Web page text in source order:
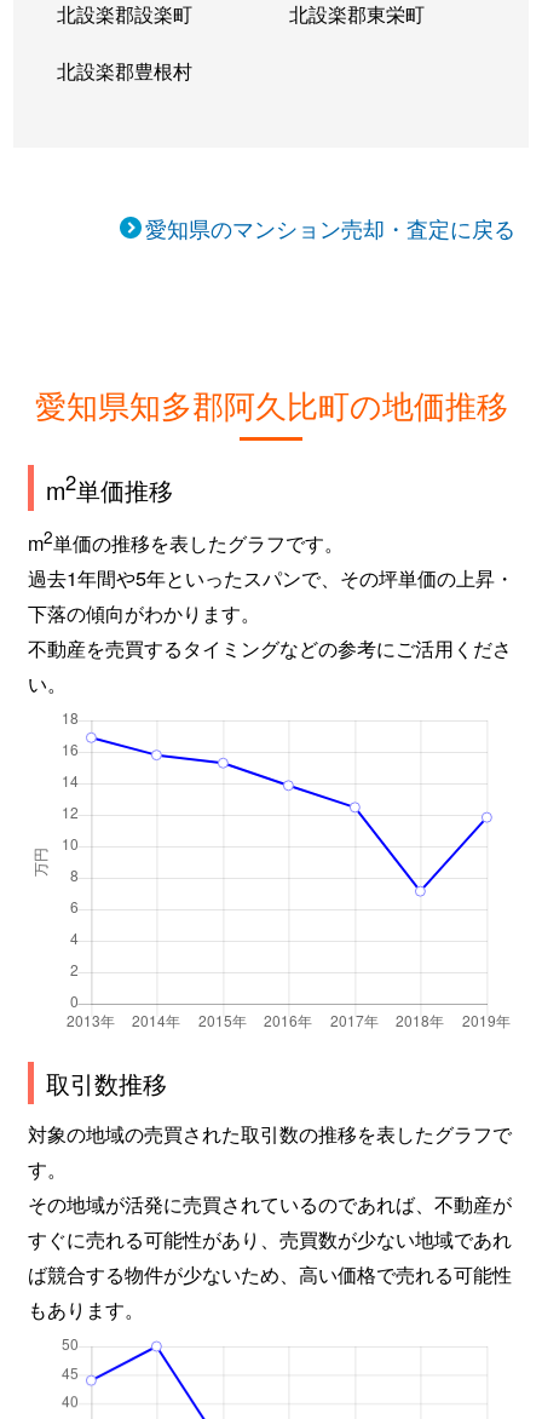
北設楽郡設楽町 北設楽郡東栄町
北設楽郡豊根村
愛知県のマンション売却・査定に戻る
愛知県知多郡阿久比町の地価推移
m2単価推移
m2単価の推移を表したグラフです。
過去1年間や5年といったスパンで、その坪単価の上昇・
下落の傾向がわかります。
不動産を売買するタイミングなどの参考にご活用くださ
い。
取引数推移
対象の地域の売買された取引数の推移を表したグラフで
す。
その地域が活発に売買されているのであれば、不動産が
すぐに売れる可能性があり、売買数が少ない地域であれ
ば競合する物件が少ないため、高い価格で売れる可能性
もあります。